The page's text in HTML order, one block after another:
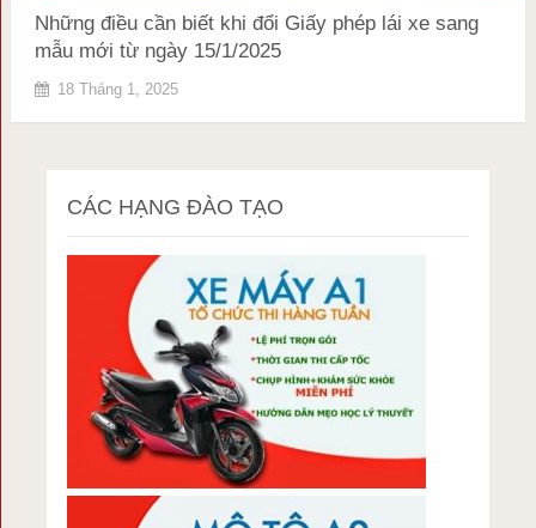
Những điều cần biết khi đổi Giấy phép lái xe sang
mẫu mới từ ngày 15/1/2025
18 Tháng 1, 2025
CÁC HẠNG ĐÀO TẠO